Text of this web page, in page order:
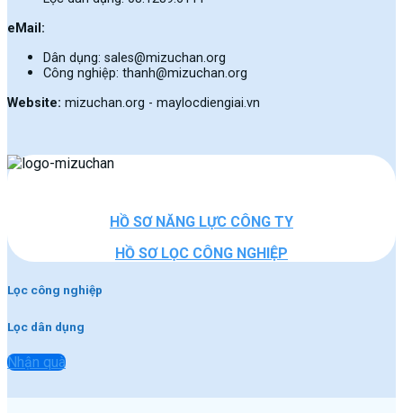
eMail:
Dân dụng: sales@mizuchan.org
Công nghiệp: thanh@mizuchan.org
Website: mizuchan.org - maylocdiengiai.vn
HỒ SƠ NĂNG LỰC CÔNG TY
HỒ SƠ LỌC CÔNG NGHIỆP
Lọc công nghiệp
Lọc dân dụng
Nhận quà